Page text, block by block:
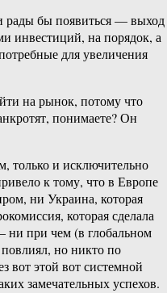
рады бы появиться — выход
инвестиций, на порядок, а
для увеличения
на рынок, потому что
понимаете? Он
только и исключительно
к тому, что в Европе
ни Украина, которая
которая сделала
ни при чем (в глобальном
но никто по
вот этой вот системной
замечательных успехов.